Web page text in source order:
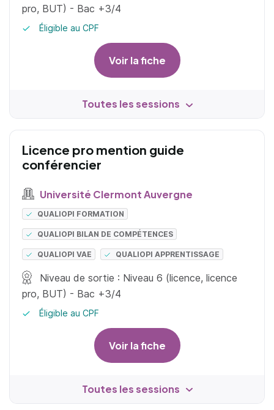
pro, BUT) - Bac +3/4
Éligible au CPF
Voir la fiche
Toutes les sessions
Licence pro mention guide
conférencier
Université Clermont Auvergne
QUALIOPI FORMATION
QUALIOPI BILAN DE COMPÉTENCES
QUALIOPI VAE QUALIOPI APPRENTISSAGE
Niveau de sortie : Niveau 6 (licence, licence
pro, BUT) - Bac +3/4
Éligible au CPF
Voir la fiche
Toutes les sessions